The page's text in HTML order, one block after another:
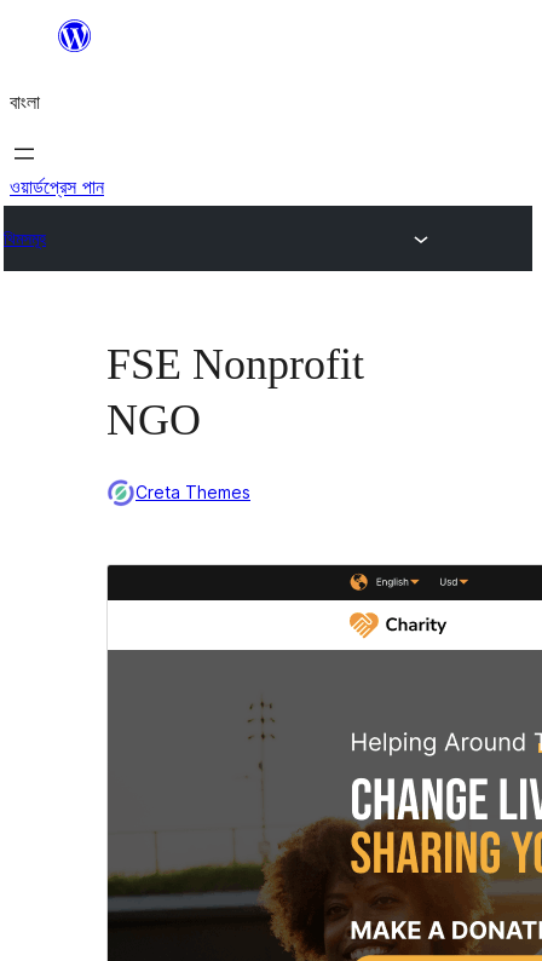
যান
বাংলা
ওয়ার্ডপ্রেস পান
থিমসমূহ
FSE Nonprofit
NGO
Creta Themes